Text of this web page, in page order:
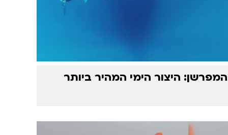
המפרשן: היצור הימי המהיר ביותר